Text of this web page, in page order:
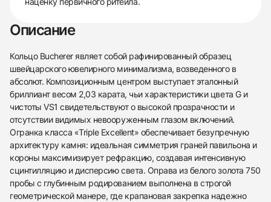
Описание
Кольцо Bucherer являет собой рафинированный образец
швейцарского ювелирного минимализма, возведенного в
абсолют. Композиционным центром выступает эталонный
бриллиант весом 2,03 карата, чьи характеристики цвета G и
чистоты VS1 свидетельствуют о высокой прозрачности и
отсутствии видимых невооруженным глазом включений.
Огранка класса «Triple Excellent» обеспечивает безупречную
архитектуру камня: идеальная симметрия граней павильона и
короны максимизирует рефракцию, создавая интенсивную
сцинтилляцию и дисперсию света. Оправа из белого золота 750
пробы с глубинным родированием выполнена в строгой
геометрической манере, где крапановая закрепка надежно